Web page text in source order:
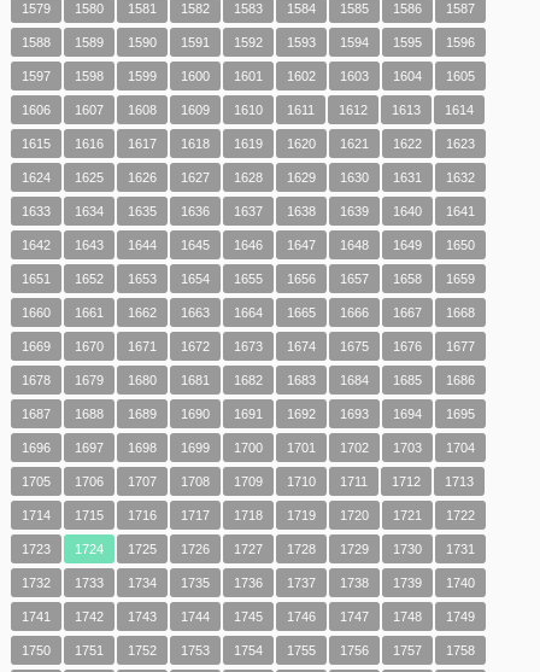
1579 1580 1581 1582 1583 1584 1585 1586 1587
1588 1589 1590 1591 1592 1593 1594 1595 1596
1597 1598 1599 1600 1601 1602 1603 1604 1605
1606 1607 1608 1609 1610 1611 1612 1613 1614
1615 1616 1617 1618 1619 1620 1621 1622 1623
1624 1625 1626 1627 1628 1629 1630 1631 1632
1633 1634 1635 1636 1637 1638 1639 1640 1641
1642 1643 1644 1645 1646 1647 1648 1649 1650
1651 1652 1653 1654 1655 1656 1657 1658 1659
1660 1661 1662 1663 1664 1665 1666 1667 1668
1669 1670 1671 1672 1673 1674 1675 1676 1677
1678 1679 1680 1681 1682 1683 1684 1685 1686
1687 1688 1689 1690 1691 1692 1693 1694 1695
1696 1697 1698 1699 1700 1701 1702 1703 1704
1705 1706 1707 1708 1709 1710 1711 1712 1713
1714 1715 1716 1717 1718 1719 1720 1721 1722
1723 1724 1725 1726 1727 1728 1729 1730 1731
1732 1733 1734 1735 1736 1737 1738 1739 1740
1741 1742 1743 1744 1745 1746 1747 1748 1749
1750 1751 1752 1753 1754 1755 1756 1757 1758